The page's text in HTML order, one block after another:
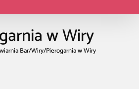
w Wiry
Bar/Wiry/Pierogarnia w Wiry